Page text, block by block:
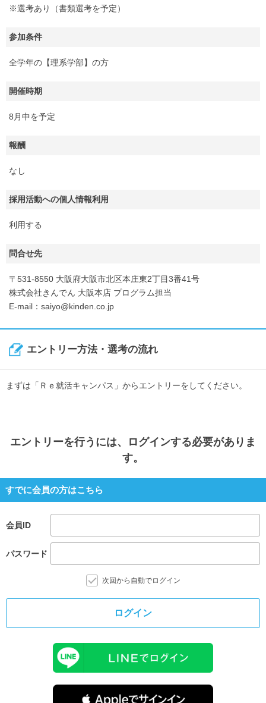
※選考あり（書類選考を予定）
参加条件
全学年の【理系学部】の方
開催時期
8月中を予定
報酬
なし
採用活動への個人情報利用
利用する
問合せ先
〒531-8550 大阪府大阪市北区本庄東2丁目3番41号
株式会社きんでん 大阪本店 プログラム担当
E-mail：saiyo@kinden.co.jp
エントリー方法・選考の流れ
まずは「Ｒｅ就活キャンパス」からエントリーをしてください。
エントリーを行うには、ログインする必要がありま
す。
すでに会員の方はこちら
会員ID
パスワード
次回から自動でログイン
ログイン